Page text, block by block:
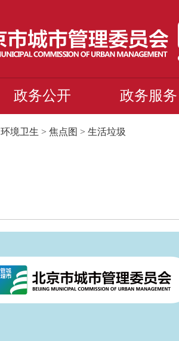
政务公开 政务服务
环境卫生 > 焦点图 > 生活垃圾